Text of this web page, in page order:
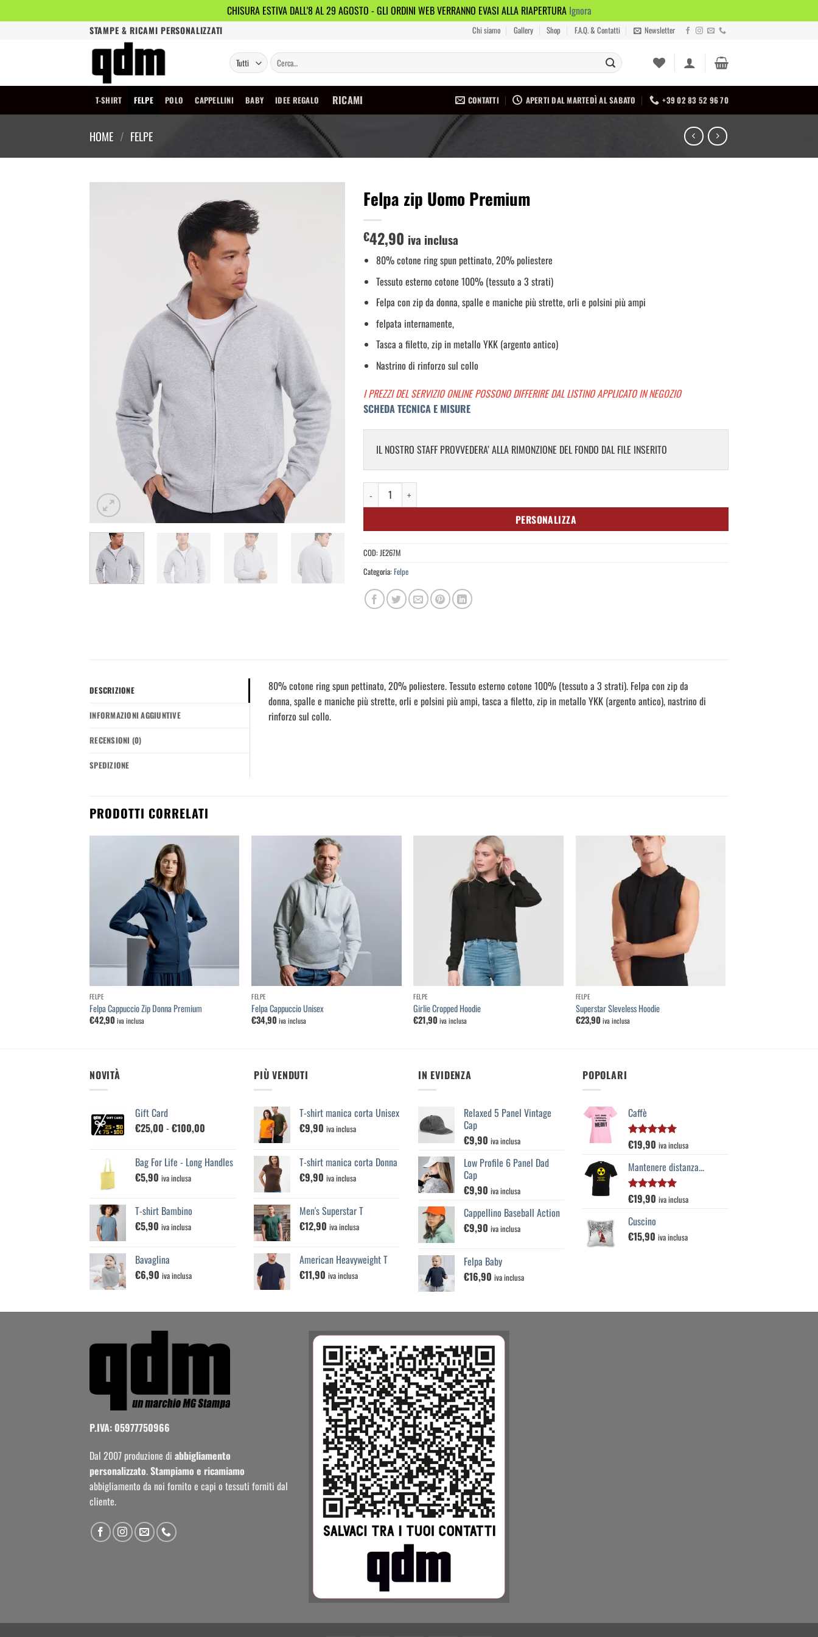
CHISURA ESTIVA DALL'8 AL 29 AGOSTO - GLI ORDINI WEB VERRANNO EVASI ALLA RIAPERTURA Ignora
STAMPE & RICAMI PERSONALIZZATI Chi siamo Gallery Shop F.A.Q. & Contatti Newsletter
Cerca:
T-SHIRT FELPE POLO CAPPELLINI BABY IDEE REGALO RICAMI CONTATTI APERTI DAL MARTEDÌ AL SABATO +39 02 83 52 96 70
HOME / FELPE
Felpa zip Uomo Premium
€42,90 iva inclusa
80% cotone ring spun pettinato, 20% poliestere
Tessuto esterno cotone 100% (tessuto a 3 strati)
Felpa con zip da donna, spalle e maniche più strette, orli e polsini più ampi
felpata internamente,
Tasca a filetto, zip in metallo YKK (argento antico)
Nastrino di rinforzo sul collo
I PREZZI DEL SERVIZIO ONLINE POSSONO DIFFERIRE DAL LISTINO APPLICATO IN NEGOZIO
SCHEDA TECNICA E MISURE
IL NOSTRO STAFF PROVVEDERA’ ALLA RIMONZIONE DEL FONDO DAL FILE INSERITO
Felpa zip Uomo Premium quantità
PERSONALIZZA
COD: JE267M
Categoria: Felpe
DESCRIZIONE
INFORMAZIONI AGGIUNTIVE
RECENSIONI (0)
SPEDIZIONE
80% cotone ring spun pettinato, 20% poliestere. Tessuto esterno cotone 100% (tessuto a 3 strati). Felpa con zip da
donna, spalle e maniche più strette, orli e polsini più ampi, tasca a filetto, zip in metallo YKK (argento antico), nastrino di
rinforzo sul collo.
PRODOTTI CORRELATI
FELPE
Felpa Cappuccio Zip Donna Premium
€42,90iva inclusa
FELPE
Felpa Cappuccio Unisex
€34,90iva inclusa
lista dei
desideri
FELPE
Girlie Cropped Hoodie
€21,90iva inclusa
lista dei
FELPE
Superstar Sleveless Hoodie
€23,90 iva inclusa
NOVITÀ
Gift Card
€25,00 -€100,00
da
Bag For Life - Long Handles
€5,90 iva inclusa
T-shirt Bambino
€5,90 iva inclusa
Bavaglina
€6,90 iva inclusa
PIÙ VENDUTI
T-shirt manica corta Unisex
€9,90 iva inclusa
T-shirt manica corta Donna
€9,90 iva inclusa
Men's Superstar T
€12,90 iva inclusa
American Heavyweight T
€11,90 iva inclusa
IN EVIDENZA
Relaxed 5 Panel Vintage
Cap
€9,90 iva inclusa
Low Profile 6 Panel Dad
Cap
€9,90 iva inclusa
Cappellino Baseball Action
€9,90 iva inclusa
Felpa Baby
€16,90 iva inclusa
POPOLARI
Caffè
Valutato
5.00
€19,90 iva inclusa
Mantenere distanza...
Valutato
5.00
€19,90 iva inclusa
Cuscino
€15,90 iva inclusa
P.IVA: 05977750966
Dal 2007 produzione di abbigliamento
personalizzato.Stampiamo e ricamiamo
abbigliamento da noi fornito e capi o tessuti forniti dal
cliente.